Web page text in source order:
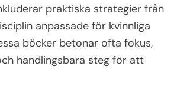
praktiska strategier från
anpassade för kvinnliga
böcker betonar ofta fokus,
handlingsbara steg för att